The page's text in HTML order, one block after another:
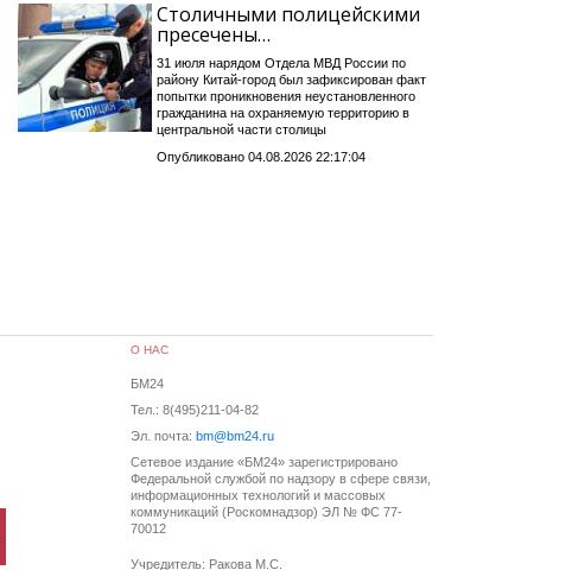
Столичными полицейскими
пресечены…
31 июля нарядом Отдела МВД России по
району Китай-город был зафиксирован факт
попытки проникновения неустановленного
гражданина на охраняемую территорию в
центральной части столицы
Опубликовано 04.08.2026 22:17:04
О НАС
БМ24
Тел.: 8(495)211-04-82
Эл. почта: bm@bm24.ru
Сетевое издание «БМ24» зарегистрировано
Федеральной службой по надзору в сфере связи,
информационных технологий и массовых
коммуникаций (Роскомнадзор) ЭЛ № ФС 77-
70012
Учредитель: Ракова М.С.